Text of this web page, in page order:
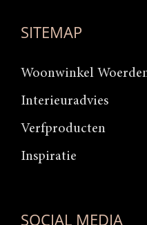
SITEMAP
Woonwinkel
Interieuradvies
Verfproducten
Inspiratie
SOCIAL MEDIA